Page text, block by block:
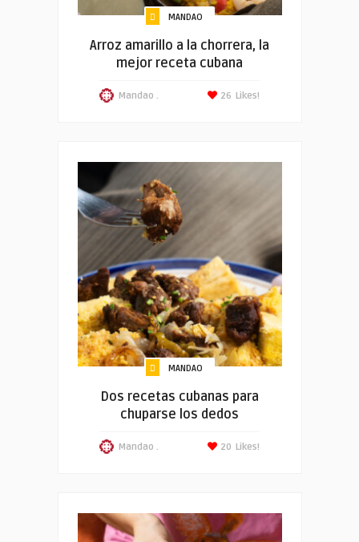
MANDAO
Arroz amarillo a la chorrera, la
mejor receta cubana
Mandao . Likes!
26
MANDAO
Dos recetas cubanas para
chuparse los dedos
Mandao . Likes!
20